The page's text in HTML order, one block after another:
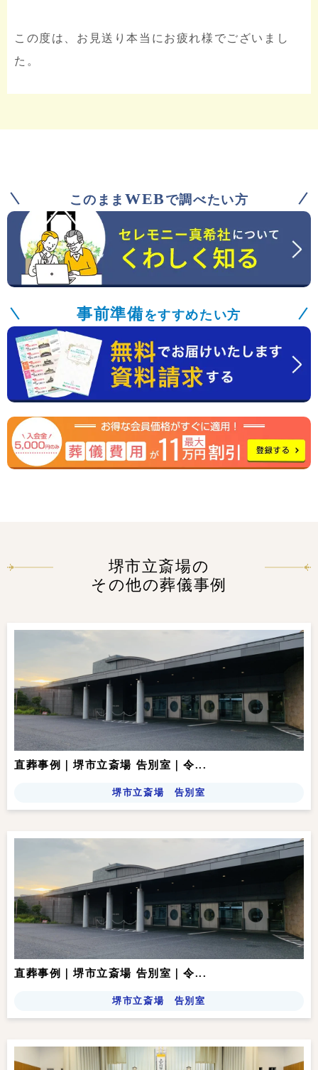
この度は、お見送り本当にお疲れ様でございまし
た。
このまま WEB で調べたい方
事前準備をすすめたい方
堺市立斎場の
その他の葬儀事例
直葬事例｜堺市立斎場 告別室｜令...
堺市立斎場 告別室
直葬事例｜堺市立斎場 告別室｜令...
堺市立斎場 告別室